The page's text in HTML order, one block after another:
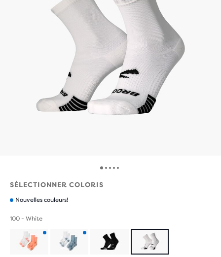
SÉLECTIONNER COLORIS
Nouvelles couleurs!
100 - White
Produit
Produit